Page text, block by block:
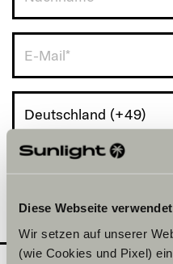
Diese Webseite
Wir setzen auf unserer
(wie Cookies und Pixel)
Deutschland (+49)